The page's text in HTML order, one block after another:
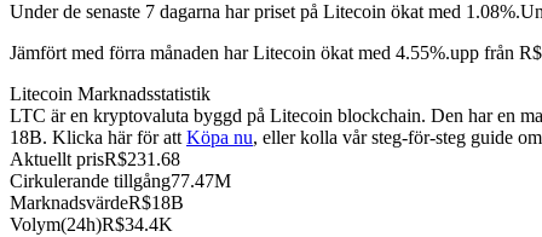
Under de senaste 7 dagarna har priset på Litecoin ökat med 1.08%.
Jämfört med förra månaden har Litecoin ökat med 4.55%.upp från
Litecoin Marknadsstatistik
LTC är en kryptovaluta byggd på Litecoin blockchain. Den har en
18B. Klicka här för att Köpa nu, eller kolla vår steg-för-steg guide om
Aktuellt prisR$231.68
Cirkulerande tillgång77.47M
MarknadsvärdeR$18B
Volym(24h)R$34.4K